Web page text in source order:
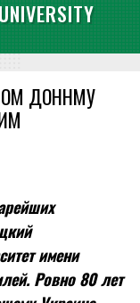
ДОННМУ
имени
Ровно 80 лет